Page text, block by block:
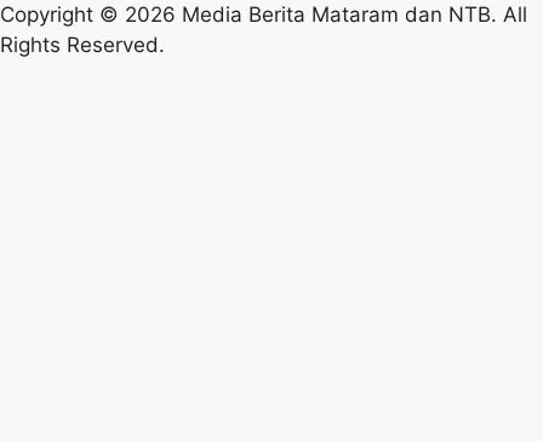
Copyright © 2026 Media Berita Mataram dan NTB. All
Rights Reserved.